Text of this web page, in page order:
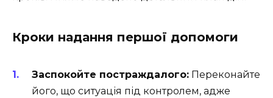
Кроки надання першої допомоги
Заспокойте постраждалого: Переконайте
його, що ситуація під контролем, адже